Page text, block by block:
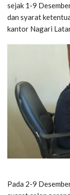
sejak 1-9
dan syarat
kantor Nagari
Pada 2-9